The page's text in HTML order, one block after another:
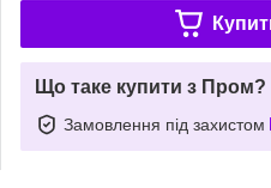
Що таке купити з Пром?
Замовлення під захистом